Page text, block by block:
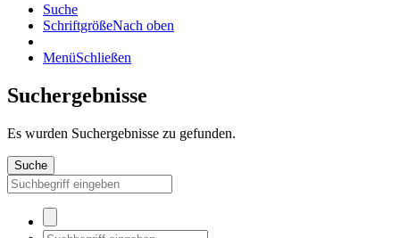
Suche
SchriftgrößeNach oben
MenüSchließen
Suchergebnisse
Es wurden Suchergebnisse zu gefunden.
Suche